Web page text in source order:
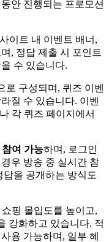
안 진행되는 프로모션
이트 내 이벤트 배너,
, 정답 제출 시 포인트
수 있습니다.
로 구성되며, 퀴즈 이벤
질 수 있습니다. 이벤
각 퀴즈 페이지에서
여 가능하며, 로그인
우 방송 중 실시간 참
을 공개하는 방식도
핑 몰입도를 높이고,
강화하고 있습니다. 적
용 가능하며, 일부 혜